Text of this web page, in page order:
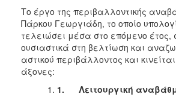
Το έργο της περιβαλλοντικής
Πάρκου Γεωργιάδη, το οποίο
τελειώσει μέσα στο επόμενο έτος,
ουσιαστικά στη βελτίωση και
αστικού περιβάλλοντος και
άξονες:
1. Λειτουργική